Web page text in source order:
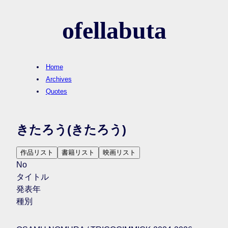
ofellabuta
Home
Archives
Quotes
きたろう (きたろう)
作品リスト 書籍リスト 映画リスト
No
タイトル
発表年
種別